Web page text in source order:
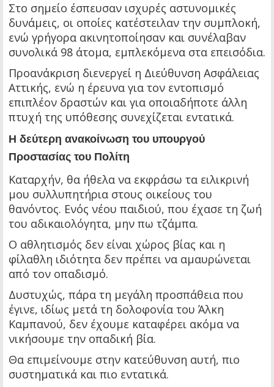
Στο σημείο έσπευσαν ισχυρές αστυνομικές
δυνάμεις, οι οποίες κατέστειλαν την συμπλοκή,
ενώ γρήγορα ακινητοποίησαν και συνέλαβαν
συνολικά 98 άτομα, εμπλεκόμενα στα επεισόδια.
Προανάκριση διενεργεί η Διεύθυνση Ασφάλειας
Αττικής, ενώ η έρευνα για τον εντοπισμό
επιπλέον δραστών και για οποιαδήποτε άλλη
πτυχή της υπόθεσης συνεχίζεται εντατικά.
Η δεύτερη ανακοίνωση του υπουργού
Προστασίας του Πολίτη
Καταρχήν, θα ήθελα να εκφράσω τα ειλικρινή
μου συλλυπητήρια στους οικείους του
θανόντος. Ενός νέου παιδιού, που έχασε τη ζωή
του αδικαιολόγητα, μην πω τζάμπα.
Ο αθλητισμός δεν είναι χώρος βίας και η
φίλαθλη ιδιότητα δεν πρέπει να αμαυρώνεται
από τον οπαδισμό.
Δυστυχώς, πάρα τη μεγάλη προσπάθεια που
έγινε, ιδίως μετά τη δολοφονία του Άλκη
Καμπανού, δεν έχουμε καταφέρει ακόμα να
νικήσουμε την οπαδική βία.
Θα επιμείνουμε στην κατεύθυνση αυτή, πιο
συστηματικά και πιο εντατικά.